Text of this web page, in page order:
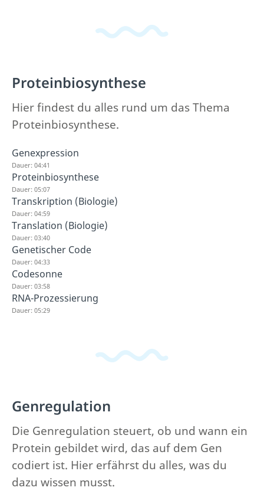
Proteinbiosynthese
Hier findest du alles rund um das Thema
Proteinbiosynthese.
Genexpression
Dauer: 04:41
Proteinbiosynthese
Dauer: 05:07
Transkription (Biologie)
Dauer: 04:59
Translation (Biologie)
Dauer: 03:40
Genetischer Code
Dauer: 04:33
Codesonne
Dauer: 03:58
RNA-Prozessierung
Dauer: 05:29
Genregulation
Die Genregulation steuert, ob und wann ein
Protein gebildet wird, das auf dem Gen
codiert ist. Hier erfährst du alles, was du
dazu wissen musst.